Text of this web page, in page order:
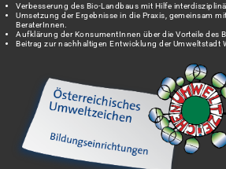
Verbesserung des Bio-Landbaus mit Hilfe
Umsetzung der Ergebnisse in die Praxis, gemeinsam
BeraterInnen.
Aufklärung der KonsumentInnen über die Vorteile des
Beitrag zur nachhaltigen Entwicklung der Umweltstadt